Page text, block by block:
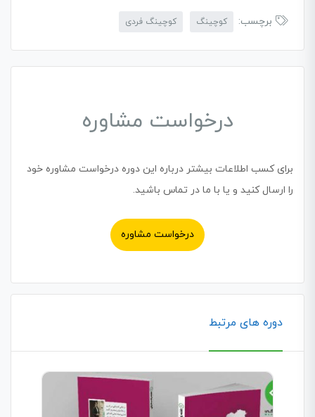
برچسب: کوچینگ کوچینگ فردی
درخواست مشاوره
برای کسب اطلاعات بیشتر درباره این دوره درخواست مشاوره خود
را ارسال کنید و یا با ما در تماس باشید.
درخواست مشاوره
دوره های مرتبط